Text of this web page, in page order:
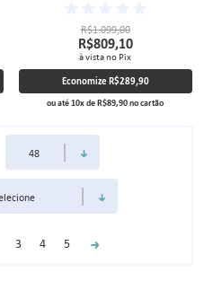
R$1.099,00
R$809,10
à vista no Pix
Economize R$289,90
ou até10xdeR$89,90no cartão
3 4 5